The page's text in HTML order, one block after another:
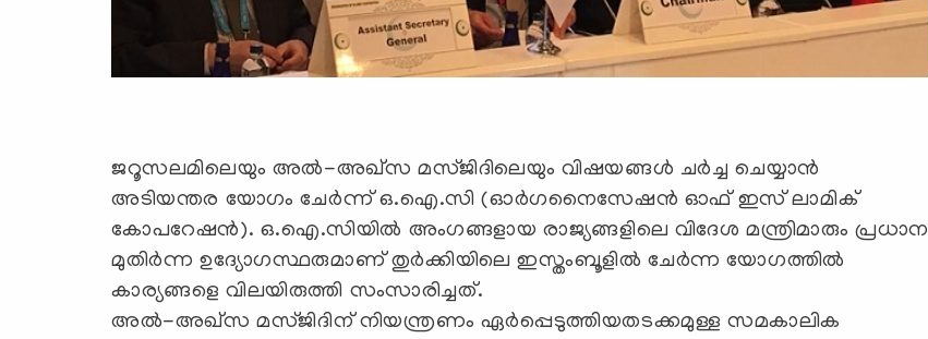
ജറൂസലമിലെയും അല്‍-അഖ്‌സ മസ്ജിദിലെയും വിഷയങ്ങള്‍ ചര്‍ച്ച ചെയ്യാന്‍
അടിയന്തര യോഗം ചേര്‍ന്ന് ഒ.ഐ.സി (ഓര്‍ഗനൈസേഷന്‍ ഓഫ് ഇസ് ലാമിക്
കോപറേഷന്‍). ഒ.ഐ.സിയില്‍ അംഗങ്ങളായ രാജ്യങ്ങളിലെ വിദേശ മന്ത്രിമാരും പ്രധാന
മുതിര്‍ന്ന ഉദ്യോഗസ്ഥരുമാണ് തുര്‍ക്കിയിലെ ഇസ്തംബൂളില്‍ ചേര്‍ന്ന യോഗത്തില്‍
കാര്യങ്ങളെ വിലയിരുത്തി സംസാരിച്ചത്.
അല്‍-അഖ്‌സ മസ്ജിദിന് നിയന്ത്രണം ഏര്‍പ്പെടുത്തിയതടക്കമുള്ള സമകാലിക